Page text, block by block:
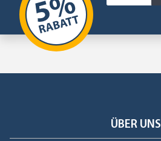
ÜBER UNS